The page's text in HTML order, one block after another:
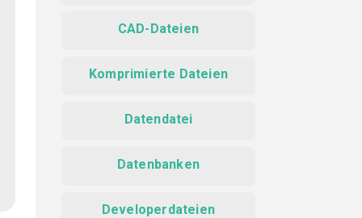
CAD-Dateien
Komprimierte Dateien
Datendatei
Datenbanken
Developerdateien